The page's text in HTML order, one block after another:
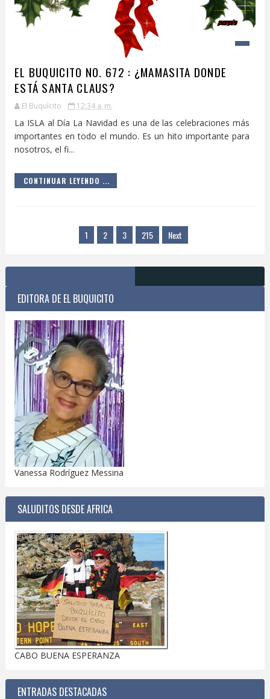
EL BUQUICITO NO. 672 : ¿MAMASITA DONDE
ESTÁ SANTA CLAUS?
El Buquìcito 12:34 a. m.
La ISLA al Día La Navidad es una de las celebraciones más
importantes en todo el mundo. Es un hito importante para
nosotros, el fi...
CONTINUAR LEYENDO ...
1 2 3 215 Next
EDITORA DE EL BUQUICITO
Vanessa Rodríguez Messina
SALUDITOS DESDE AFRICA
CABO BUENA ESPERANZA
ENTRADAS DESTACADAS